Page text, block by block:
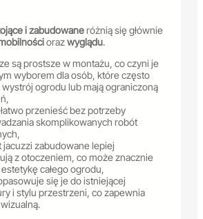
i zabudowaneróżnią się głównie
orazwyglądu.
są prostsze w montażu, co czyni je
wyborem dla osób, które często
wystrój ogrodu lub mają ograniczoną
przenieść bez potrzeby
skomplikowanych robót
jacuzzi zabudowane lepiej
z otoczeniem, co może znacznie
całego ogrodu,
się je do istniejącej
i stylu przestrzeni, co zapewnia